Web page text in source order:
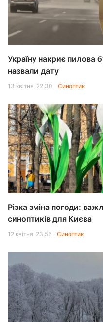
Україну накриє пилова
назвали дату
13 квітня, 22:30 Синоптик
Різка зміна погоди:
синоптиків для Києва
12 квітня, 23:56 Синоптик